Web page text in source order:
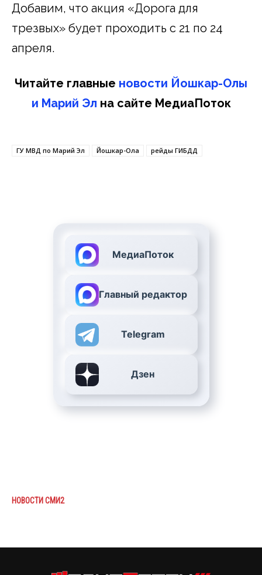
Добавим, что акция «Дорога для
трезвых» будет проходить с 21 по 24
апреля.
Читайте главные новости Йошкар-Олы
и Марий Эл на сайте МедиаПоток
ГУ МВД по Марий Эл Йошкар-Ола рейды ГИБДД
МедиаПоток
Главный редактор
Telegram
Дзен
НОВОСТИ СМИ2